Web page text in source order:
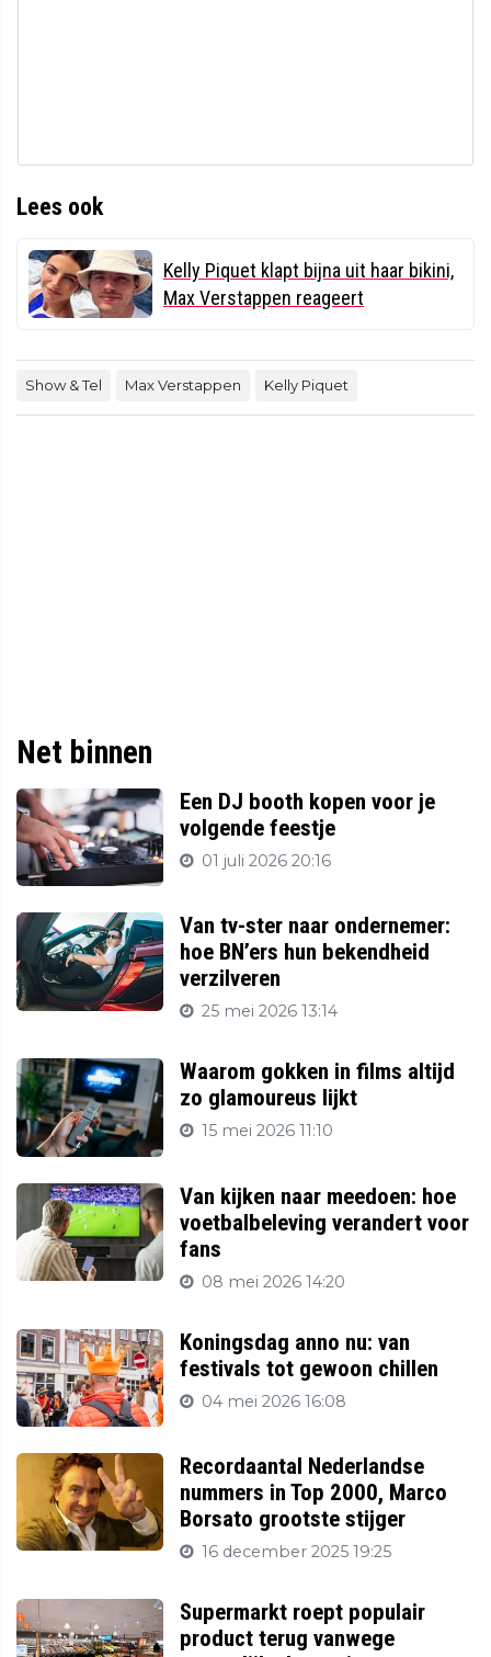
Lees ook
Kelly Piquet klapt bijna uit haar bikini,
Max Verstappen reageert
Show & Tel Max Verstappen Kelly Piquet
Net binnen
Een DJ booth kopen voor je
volgende feestje
01 juli 2026 20:16
Van tv-ster naar ondernemer:
hoe BN’ers hun bekendheid
verzilveren
25 mei 2026 13:14
Waarom gokken in films altijd
zo glamoureus lijkt
15 mei 2026 11:10
Van kijken naar meedoen: hoe
voetbalbeleving verandert voor
fans
08 mei 2026 14:20
Koningsdag anno nu: van
festivals tot gewoon chillen
04 mei 2026 16:08
Recordaantal Nederlandse
nummers in Top 2000, Marco
Borsato grootste stijger
16 december 2025 19:25
Supermarkt roept populair
product terug vanwege